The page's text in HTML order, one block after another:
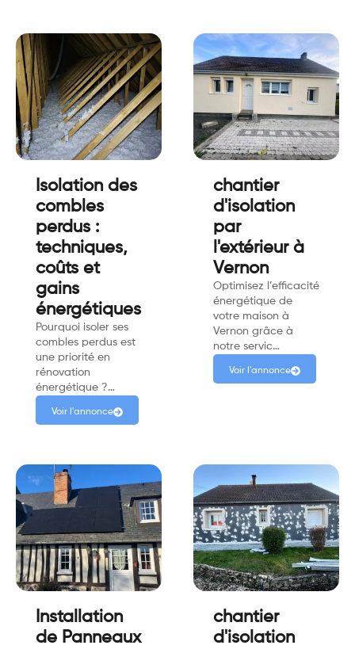
Isolation des
combles
perdus :
techniques,
coûts et
gains
énergétiques
Pourquoi isoler ses
combles perdus est
une priorité en
rénovation
énergétique ?…
Voir l'annonce
chantier
d'isolation
par
l'extérieur à
Vernon
Optimisez l’efficacité
énergétique de
votre maison à
Vernon grâce à
notre servic…
Voir l'annonce
Installation
de Panneaux
chantier
d'isolation